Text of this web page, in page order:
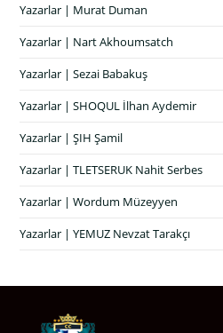
Yazarlar | Murat Duman
Yazarlar | Nart Akhoumsatch
Yazarlar | Sezai Babakuş
Yazarlar | SHOQUL İlhan Aydemir
Yazarlar | ŞIH Şamil
Yazarlar | TLETSERUK Nahit Serbes
Yazarlar | Wordum Müzeyyen
Yazarlar | YEMUZ Nevzat Tarakçı